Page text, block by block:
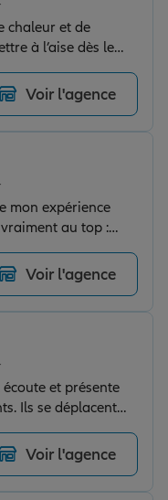
chaleur et de
à l’aise dès le
et
et m’a
Voir l'agence
mon expérience
au top :
essayé
assurance, mais
j’avais besoin
le lendemain matin.
surprise ! Un
le temps de bien
informations
a été faite
du
confiance du début
recommande
Merci encore pour
Voir l'agence
et présente
Ils se déplacent
sur mon dossier
et l'équipe d'Adrien.
Voir l'agence